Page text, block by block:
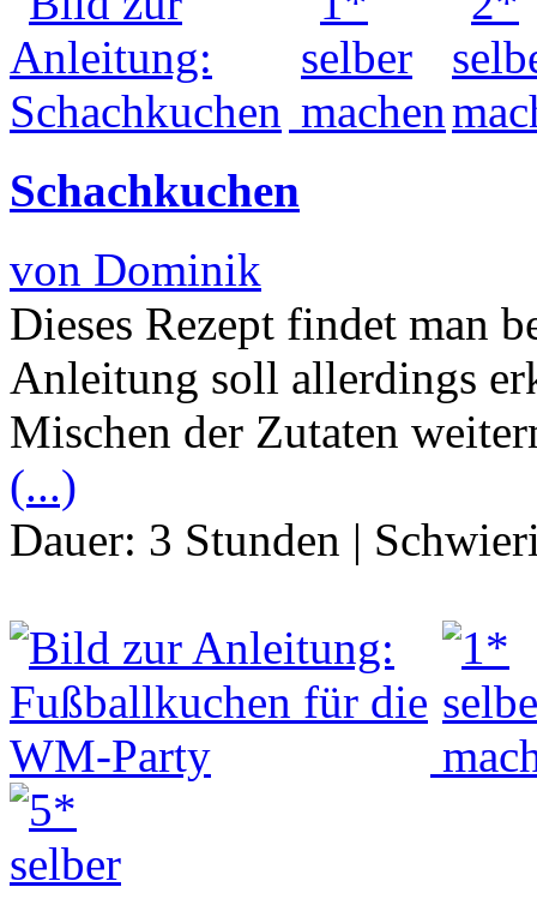
Schachkuchen
von Dominik
Dieses Rezept findet man
Anleitung soll allerdings
Mischen der Zutaten
(...)
Dauer: 3 Stunden |